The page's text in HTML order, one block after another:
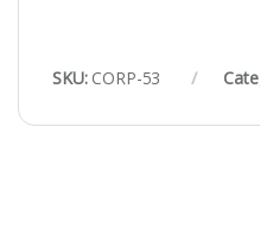
SKU: CORP-53